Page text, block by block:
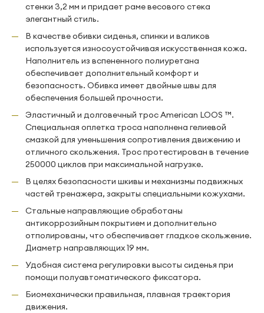
стенки 3,2 мм и придает раме весового стека
элегантный стиль.
В качестве обивки сиденья, спинки и валиков
используется износоустойчивая искусственная кожа.
Наполнитель из вспененного полиуретана
обеспечивает дополнительный комфорт и
безопасность. Обивка имеет двойные швы для
обеспечения большей прочности.
Эластичный и долговечный трос American LOOS ™.
Специальная оплетка троса наполнена гелиевой
смазкой для уменьшения сопротивления движению и
отличного скольжения. Трос протестирован в течение
250000 циклов при максимальной нагрузке.
В целях безопасности шкивы и механизмы подвижных
частей тренажера, закрыты специальными кожухами.
Стальные направляющие обработаны
антикоррозийным покрытием и дополнительно
отполированы, что обеспечивает гладкое скольжение.
Диаметр направляющих 19 мм.
Удобная система регулировки высоты сиденья при
помощи полуавтоматического фиксатора.
Биомеханически правильная, плавная траектория
движения.